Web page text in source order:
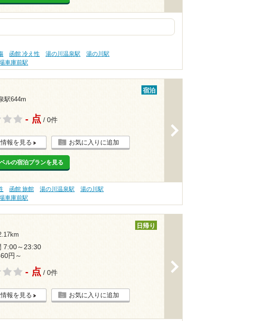
函館 冷え性 湯の川温泉駅
湯の川駅
車庫前駅
駅644m
宿泊
- 点 / 0件
報を見る お気に入りに追加
ルの宿泊プランを見る
函館 旅館 湯の川温泉駅
湯の川駅
車庫前駅
日帰り
7:00～23:30
円～
- 点 / 0件
報を見る お気に入りに追加